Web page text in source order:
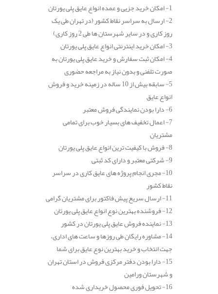
1- امکان خرید جزیی و عمده انواع عایق پلی یورتان
2- ارسال به سراسر نقاط کشور (در تهران طی یک
روز کاری و در سایر شهرستان ها طی 2 روز کاری)
3- امکان خرید اینترنتی انواع عایق پلی یورتان
4- امکان ثبت سفارش و خرید عایق پلی یورتان به
صورت تلفنی و بدون نیاز به مراجعه حضوری
5- سابقه بیش از 10 ساله در زمینه خرید و فروش
انواع عایق
6- دارا بودن نمایندگی فروش معتبر
7- اعمال تخفیف های بسیار خوب برای تمامی
مشتریان
8- فروش با کیفیت ترین انواع عایق پلی یورتان
9- شرکتی معتبر و دارای کد ثبتی
10- مجری انجام پروژه های عایق کاری در سراسر
نقاط کشور
11- ارسال سریع پیش فاکتور برای مشتریان گرامی
12- فروشنده بهترین نوع انواع عایق پلی یورتان
13- نماینده فروش عایق پلی یورتان در کشور
14- مشاوره رایگان طی روزها و ساعت های اداری،
جهت انتخاب و خرید بهترین نوع عایق برای شما
15- دارا بودن دفتر مرکزی فروش در استان تهران
و شهرستان ورامین
16- تحویل فوری محصول خریداری شده